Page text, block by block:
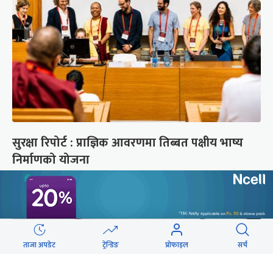
सुरक्षा रिपोर्ट : प्राज्ञिक आवरणमा तिब्बत पक्षीय भाष्य
निर्माणको योजना
ताजा अपडेट ट्रेन्डिङ प्रोफाइल सर्च